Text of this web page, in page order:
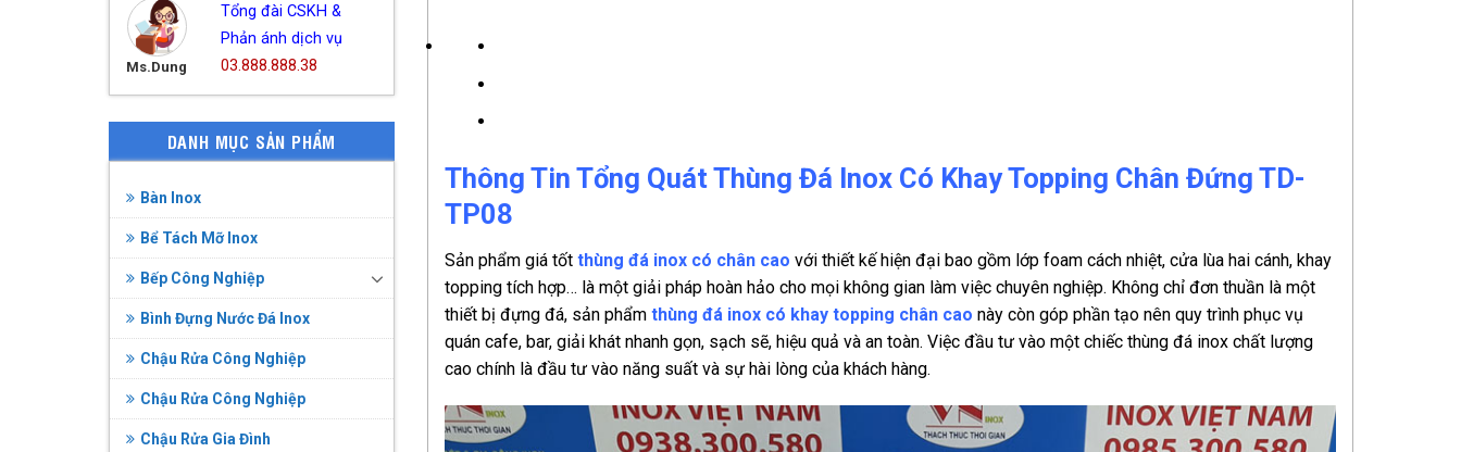
Ms.Dung
Tổng đài CSKH &
Phản ánh dịch vụ
03.888.888.38
DANH MỤC SẢN PHẨM
Bàn Inox
Bể Tách Mỡ Inox
Bếp Công Nghiệp
Bình Đựng Nước Đá Inox
Chậu Rửa Công Nghiệp
Chậu Rửa Công Nghiệp
Chậu Rửa Gia Đình
Thông Tin Tổng Quát Thùng Đá Inox Có Khay Topping Chân Đứng TD-
TP08
Sản phẩm giá tốtthùng đá inox có chân cao với thiết kế hiện đại bao gồm lớp foam cách nhiệt, cửa lùa hai cánh, khay
topping tích hợp… là một giải pháp hoàn hảo cho mọi không gian làm việc chuyên nghiệp. Không chỉ đơn thuần là một
thiết bị đựng đá, sản phẩmthùng đá inox có khay topping chân cao này còn góp phần tạo nên quy trình phục vụ
quán cafe, bar, giải khát nhanh gọn, sạch sẽ, hiệu quả và an toàn. Việc đầu tư vào một chiếc thùng đá inox chất lượng
cao chính là đầu tư vào năng suất và sự hài lòng của khách hàng.